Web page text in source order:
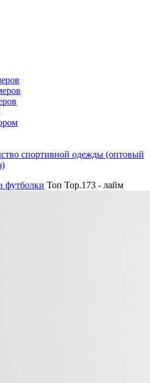
спортивной одежды (оптовый
футболки Топ Top.173 - лайм